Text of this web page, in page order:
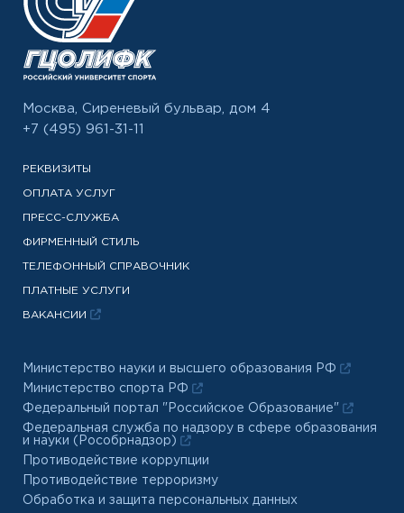
Москва, Сиреневый бульвар, дом 4
+7 (495) 961-31-11
РЕКВИЗИТЫ
ОПЛАТА УСЛУГ
ПРЕСС-СЛУЖБА
ФИРМЕННЫЙ СТИЛЬ
ТЕЛЕФОННЫЙ СПРАВОЧНИК
ПЛАТНЫЕ УСЛУГИ
ВАКАНСИИ
Министерство науки и высшего образования РФ
Министерство спорта РФ
Федеральный портал "Российское Образование"
Федеральная служба по надзору в сфере образования
и науки (Рособрнадзор)
Противодействие коррупции
Противодействие терроризму
Обработка и защита персональных данных